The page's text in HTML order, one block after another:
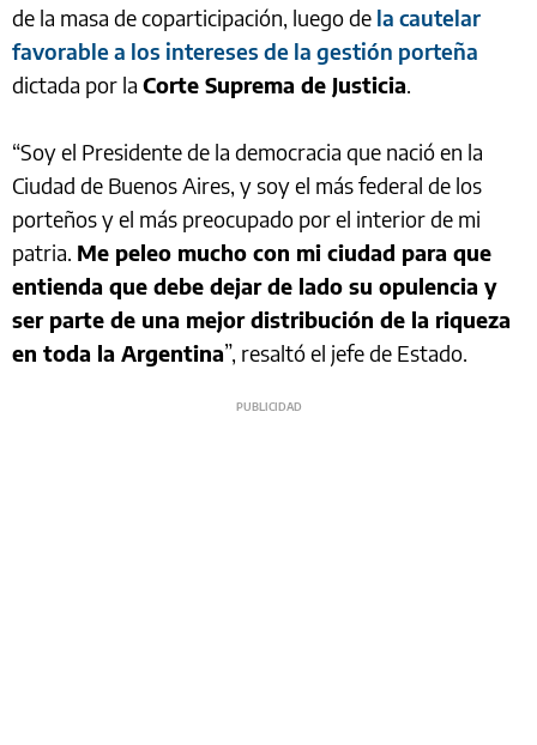
de la masa de coparticipación, luego de la cautelar
favorable a los intereses de la gestión porteña
dictada por la Corte Suprema de Justicia.
“Soy el Presidente de la democracia que nació en la
Ciudad de Buenos Aires, y soy el más federal de los
porteños y el más preocupado por el interior de mi
patria. Me peleo mucho con mi ciudad para que
entienda que debe dejar de lado su opulencia y
ser parte de una mejor distribución de la riqueza
en toda la Argentina”, resaltó el jefe de Estado.